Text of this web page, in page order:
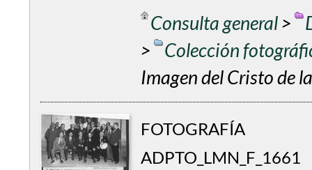
Consulta general>
>
Colección
Imagen del Cristo de
FOTOGRAFÍA
ADPTO_LMN_F_1661